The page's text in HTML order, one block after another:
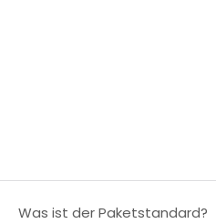
Was ist der Paketstandard?